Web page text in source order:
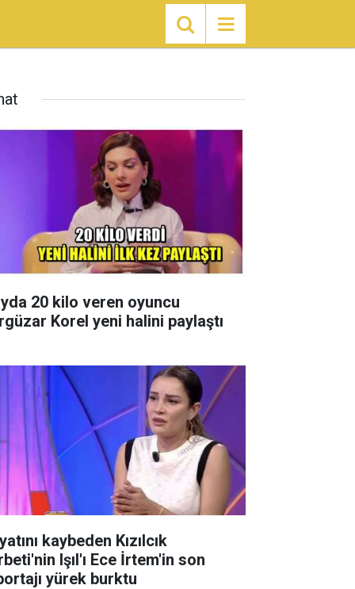
20 kilo veren oyuncu
Korel yeni halini paylaştı
kaybeden Kızılcık
Işıl'ı Ece İrtem'in son
yürek burktu